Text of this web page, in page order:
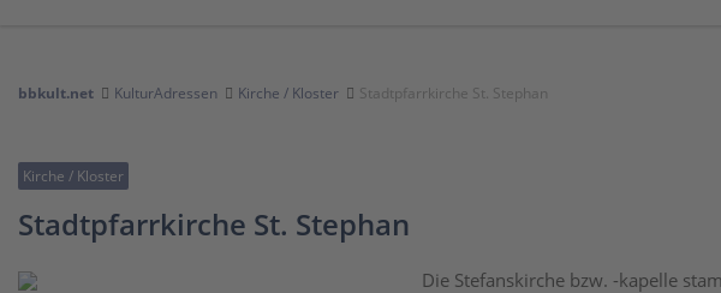
bbkult.net KulturAdressen Kirche / Kloster Stadtpfarrkirche St. Stephan
Kirche / Kloster
Stadtpfarrkirche St. Stephan
Die Stefanskirche bzw. -kapelle